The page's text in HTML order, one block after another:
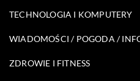
TECHNOLOGIA I KOMPUTERY
WIADOMOŚCI / POGODA /
ZDROWIE I FITNESS